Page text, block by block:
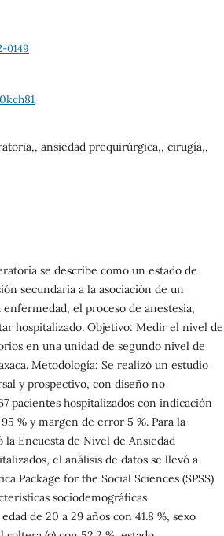
0149
ansiedad prequirúrgica,, cirugía,,
se describe como un estado de
secundaria a la asociación de un
el proceso de anestesia,
hospitalizado. Objetivo: Medir el nivel de
en una unidad de segundo nivel de
Metodología: Se realizó un estudio
y prospectivo, con diseño no
pacientes hospitalizados con indicación
% y margen de error 5 %. Para la
Encuesta de Nivel de Ansiedad
el análisis de datos se llevó a
Package for the Social Sciences (SPSS)
sociodemográficas
de 20 a 29 años con 41.8 %, sexo